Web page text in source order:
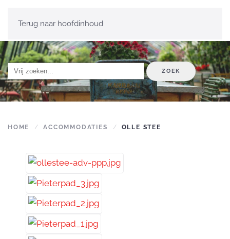
Terug naar hoofdinhoud
ZOEK
HOME ACCOMMODATIES OLLE STEE